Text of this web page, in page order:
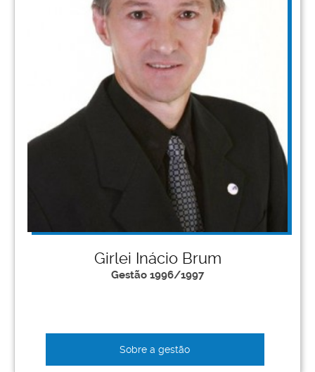
Girlei Inácio Brum
Gestão 1996/1997
Sobre a gestão